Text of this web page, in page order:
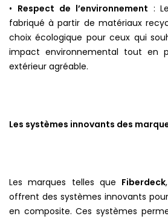
• Respect de l’environnement :
fabriqué à partir de matériaux
choix écologique pour ceux qui
impact environnemental tout en
extérieur agréable.
Les systèmes innovants des
Les marques telles que Fiberdeck,
offrent des systèmes innovants
en composite. Ces systèmes